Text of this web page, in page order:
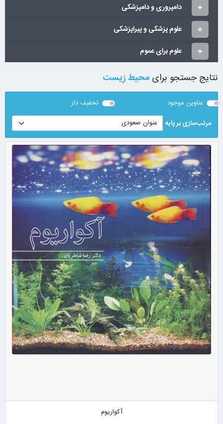
دامپروری و دامپزشکی
علوم پزشکی و پیراپزشکی
علوم برای عموم
نتایج جستجو برای محیط زیست
عناوین موجود
تخفیف دار
مرتب‌سازی بر پایه
آکواریوم